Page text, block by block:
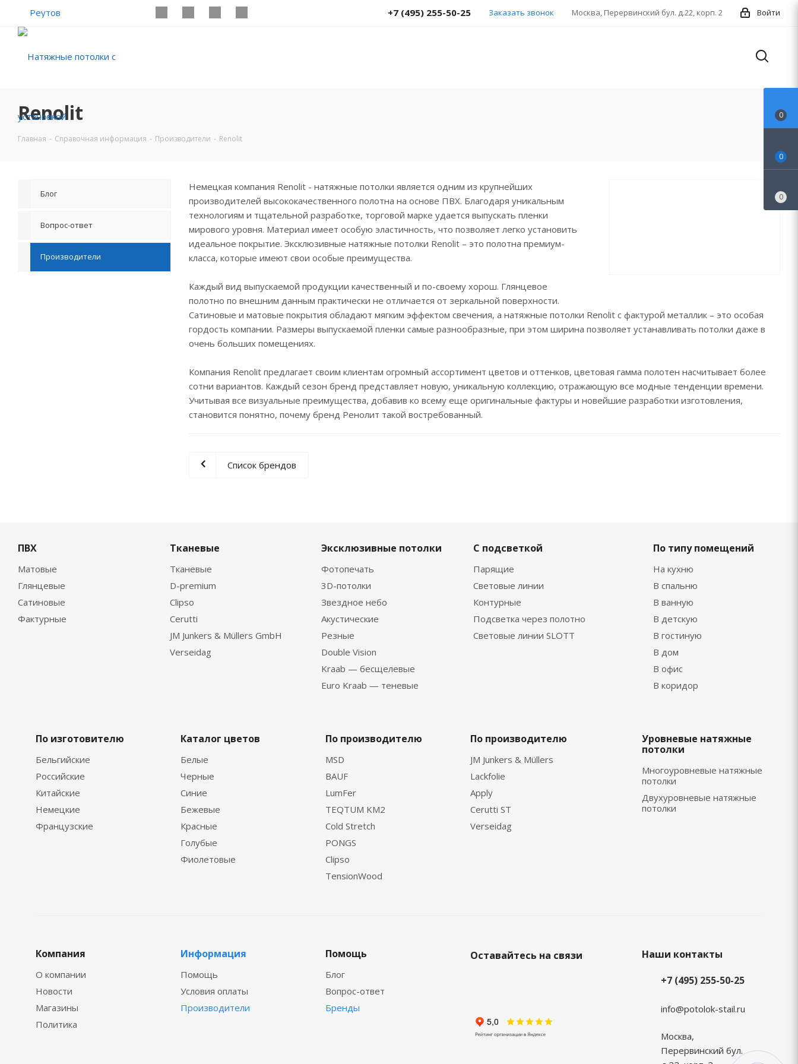
Реутов Войти
Москва, Перервинский бул. д.22, корп. 2
+7 (495) 255-50-25 Заказать звонок
Renolit
Главная - Справочная информация - Производители - Renolit
Немецкая компания Renolit - натяжные потолки является одним из крупнейших
производителей высококачественного полотна на основе ПВХ. Благодаря уникальным
технологиям и тщательной разработке, торговой марке удается выпускать пленки
мирового уровня. Материал имеет особую эластичность, что позволяет легко установить
идеальное покрытие. Эксклюзивные натяжные потолки Renolit – это полотна премиум-
класса, которые имеют свои особые преимущества.
Каждый вид выпускаемой продукции качественный и по-своему хорош. Глянцевое
полотно по внешним данным практически не отличается от зеркальной поверхности.
Сатиновые и матовые покрытия обладают мягким эффектом свечения, а натяжные потолки Renolit с фактурой металлик – это особая
гордость компании. Размеры выпускаемой пленки самые разнообразные, при этом ширина позволяет устанавливать потолки даже в
очень больших помещениях.
Компания Renolit предлагает своим клиентам огромный ассортимент цветов и оттенков, цветовая гамма полотен насчитывает более
сотни вариантов. Каждый сезон бренд представляет новую, уникальную коллекцию, отражающую все модные тенденции времени.
Учитывая все визуальные преимущества, добавив ко всему еще оригинальные фактуры и новейшие разработки изготовления,
становится понятно, почему бренд Ренолит такой востребованный.
Список брендов
Блог
Вопрос-ответ
Производители
ПВХ
Матовые
Глянцевые
Сатиновые
Фактурные
Тканевые
Тканевые
D-premium
Clipso
Cerutti
JM Junkers & Müllers GmbH
Verseidag
Эксклюзивные потолки
Фотопечать
3D-потолки
Звездное небо
Акустические
Резные
Double Vision
Kraab — бесщелевые
Euro Kraab — теневые
С подсветкой
Парящие
Световые линии
Контурные
Подсветка через полотно
Световые линии SLOTT
По типу помещений
На кухню
В спальню
В ванную
В детскую
В гостиную
В дом
В офис
В коридор
По изготовителю
Бельгийские
Российские
Китайские
Немецкие
Французские
Каталог цветов
Белые
Черные
Синие
Бежевые
Красные
Голубые
Фиолетовые
По производителю
MSD
BAUF
LumFer
TEQTUM KM2
Cold Stretch
PONGS
Clipso
TensionWood
По производителю
JM Junkers & Müllers
Lackfolie
Apply
Cerutti ST
Verseidag
Уровневые натяжные
потолки
Многоуровневые натяжные
потолки
Двухуровневые натяжные
потолки
Компания
О компании
Новости
Магазины
Политика
Информация
Помощь
Условия оплаты
Производители
Помощь
Блог
Вопрос-ответ
Бренды
Оставайтесь на связи
Наши контакты
+7 (495) 255-50-25
info@potolok-stail.ru
Москва,
Перервинский бул.
0
0
0